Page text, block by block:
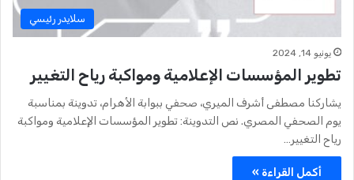
سلايدر رئيسي
يونيو 14, 2024
تطوير المؤسسات الإعلامية ومواكبة رياح التغيير
يشاركنا مصطفى أشرف الميري، صحفي ببوابة الأهرام، تدوينة بمناسبة
يوم الصحفي المصري. نص التدوينة: تطوير المؤسسات الإعلامية ومواكبة
رياح التغيير…
أكمل القراءة »